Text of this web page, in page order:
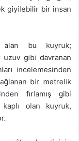
giyilebilir bir insan
alan bu kuyruk;
uzuv gibi davranan
incelemesinden
bir metrelik
fırlamış gibi
olan kuyruk,